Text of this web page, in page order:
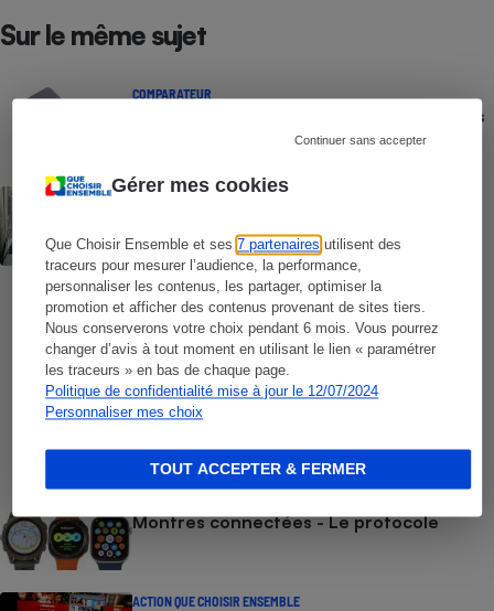
Gérer mes cookies
Que Choisir Ensemble et ses7 partenaires utilisent des
traceurs pour mesurer l’audience, la performance,
personnaliser les contenus, les partager, optimiser la
promotion et afficher des contenus provenant de sites tiers.
Nous conserverons votre choix pendant 6 mois. Vous pourrez
changer d’avis à tout moment en utilisant le lien « paramétrer
les traceurs » en bas de chaque page.
Politique de confidentialité mise à jour le 12/07/2024
Personnaliser mes choix
Continuer sans accepter
TOUT ACCEPTER & FERMER
Sur le même sujet
COMPARATEUR
Comparateur gratuit des forfaits mobiles
- Choisissez le meilleur forfait, avec ou
ACTUALITÉ
liste des numéros non surtaxés
COMMENT NOUS TESTONS
Smartphones - Le protocole
COMMENT NOUS TESTONS
Opérateurs de téléphonie mobile - Le
Montres connectées - Le protocole
ACTION QUE CHOISIR ENSEMBLE